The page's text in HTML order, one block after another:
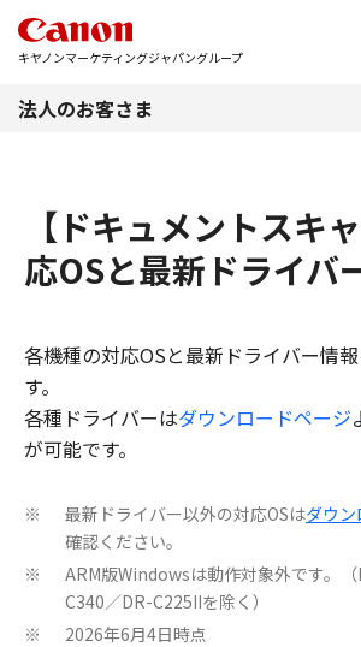
キヤノンマーケティングジャパングループ
法人のお客さま
【ドキュメントスキ
応OSと最新ドライバ
各機種の対応OSと最新ドライバー情
す。
各種ドライバーはダウンロードページ
が可能です。
※ 最新ドライバー以外の対応OSはダウ
確認ください。
※
ARM版Windowsは動作対象外です。
C340／DR-C225IIを除く）
※ 2026年6月4日時点